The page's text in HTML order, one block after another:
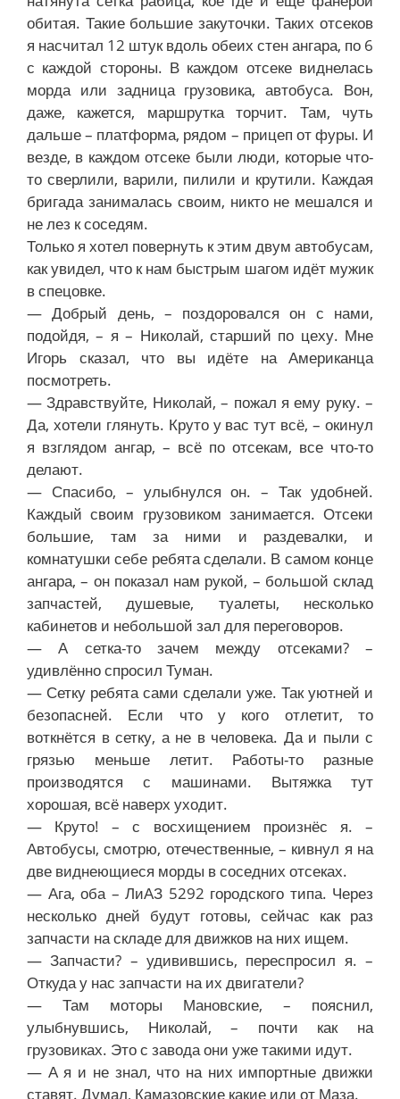
обитая. Такие большие закуточки. Таких отсеков
я насчитал 12 штук вдоль обеих стен ангара, по 6
с каждой стороны. В каждом отсеке виднелась
морда или задница грузовика, автобуса. Вон,
даже, кажется, маршрутка торчит. Там, чуть
дальше – платформа, рядом – прицеп от фуры. И
везде, в каждом отсеке были люди, которые что-
то сверлили, варили, пилили и крутили. Каждая
бригада занималась своим, никто не мешался и
не лез к соседям.
Только я хотел повернуть к этим двум автобусам,
как увидел, что к нам быстрым шагом идёт мужик
в спецовке.
— Добрый день, – поздоровался он с нами,
подойдя, – я – Николай, старший по цеху. Мне
Игорь сказал, что вы идёте на Американца
посмотреть.
— Здравствуйте, Николай, – пожал я ему руку. –
Да, хотели глянуть. Круто у вас тут всё, – окинул
я взглядом ангар, – всё по отсекам, все что-то
делают.
— Спасибо, – улыбнулся он. – Так удобней.
Каждый своим грузовиком занимается. Отсеки
большие, там за ними и раздевалки, и
комнатушки себе ребята сделали. В самом конце
ангара, – он показал нам рукой, – большой склад
запчастей, душевые, туалеты, несколько
кабинетов и небольшой зал для переговоров.
— А сетка-то зачем между отсеками? –
удивлённо спросил Туман.
— Сетку ребята сами сделали уже. Так уютней и
безопасней. Если что у кого отлетит, то
воткнётся в сетку, а не в человека. Да и пыли с
грязью меньше летит. Работы-то разные
производятся с машинами. Вытяжка тут
хорошая, всё наверх уходит.
— Круто! – с восхищением произнёс я. –
Автобусы, смотрю, отечественные, – кивнул я на
две виднеющиеся морды в соседних отсеках.
— Ага, оба – ЛиАЗ 5292 городского типа. Через
несколько дней будут готовы, сейчас как раз
запчасти на складе для движков на них ищем.
— Запчасти? – удивившись, переспросил я. –
Откуда у нас запчасти на их двигатели?
— Там моторы Мановские, – пояснил,
улыбнувшись, Николай, – почти как на
грузовиках. Это с завода они уже такими идут.
— А я и не знал, что на них импортные движки
ставят. Думал, Камазовские какие или от Маза.